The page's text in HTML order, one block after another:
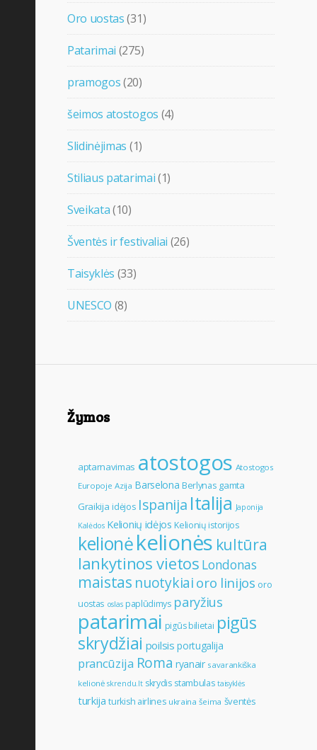
Oro uostas(31)
Patarimai (275)
pramogos(20)
šeimos atostogos (4)
Slidinėjimas (1)
Stiliaus patarimai(1)
Sveikata(10)
Šventės ir festivaliai (26)
Taisyklės (33)
UNESCO (8)
Žymos
aptarnavimas atostogos Atostogos
Europoje Azija Barselona Berlynas gamta
Graikija idėjos Ispanija Italija Japonija
Kalėdos Kelionių idėjos Kelionių istorijos
kelionėkelionės kultūra
lankytinos vietos Londonas
maistas nuotykiaioro linijos oro
uostas oslas paplūdimys paryžius
patarimai pigūs bilietai pigūs
skrydžiai poilsis portugalija
prancūzija Roma ryanair savarankiška
kelionė skrendu.lt skrydis stambulas taisyklės
turkija turkish airlines ukraina šeima šventės